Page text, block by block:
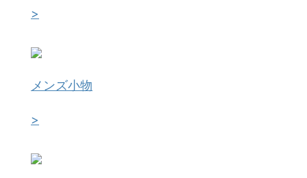
>
メンズ小物
>